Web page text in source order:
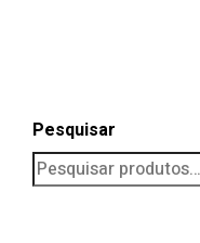
Pesquisar